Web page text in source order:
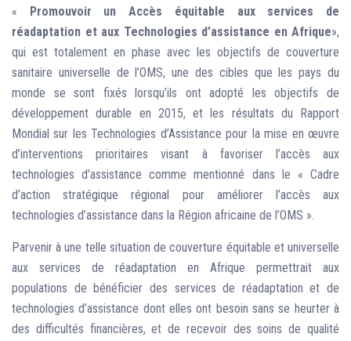
«
Promouvoir un Accès équitable aux services de
réadaptation et aux Technologies d’assistance en Afrique»,
qui est totalement en phase avec les objectifs de couverture
sanitaire universelle de l’OMS, une des cibles que les pays du
monde se sont fixés lorsqu’ils ont adopté les objectifs de
développement durable en 2015, et les résultats du Rapport
Mondial sur les Technologies d’Assistance pour la mise en œuvre
d’interventions prioritaires visant à favoriser l’accès aux
technologies d’assistance comme mentionné dans le « Cadre
d’action stratégique régional pour améliorer l’accès aux
technologies d’assistance dans la Région africaine de l’OMS ».
Parvenir à une telle situation de couverture équitable et universelle
aux services de réadaptation en Afrique permettrait aux
populations de bénéficier des services de réadaptation et de
technologies d’assistance dont elles ont besoin sans se heurter à
des difficultés financières, et de recevoir des soins de qualité